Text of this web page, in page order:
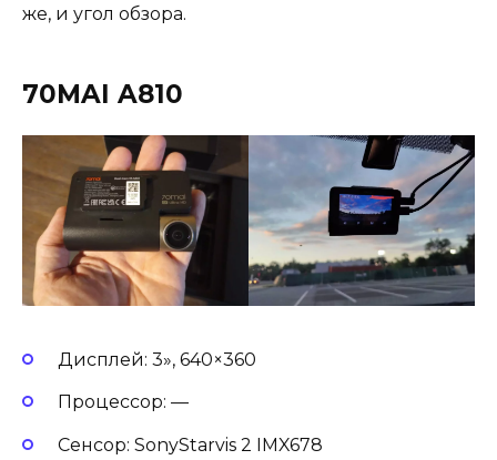
же, и угол обзора.
70MAI A810
Дисплей: 3», 640×360
Процессор: —
Сенсор: SonyStarvis 2 IMX678